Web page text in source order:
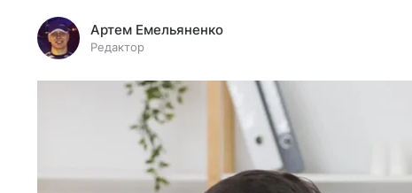
Артем Емельяненко
Редактор